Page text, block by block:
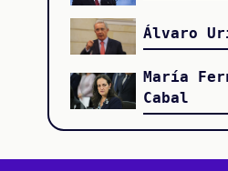
Álvaro
María
Cabal